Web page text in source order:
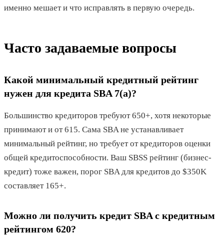
именно мешает и что исправлять в первую очередь.
Часто задаваемые вопросы
Какой минимальный кредитный рейтинг
нужен для кредита SBA 7(a)?
Большинство кредиторов требуют 650+, хотя некоторые
принимают и от 615. Сама SBA не устанавливает
минимальный рейтинг, но требует от кредиторов оценки
общей кредитоспособности. Ваш SBSS рейтинг (бизнес-
кредит) тоже важен, порог SBA для кредитов до $350K
составляет 165+.
Можно ли получить кредит SBA с кредитным
рейтингом 620?